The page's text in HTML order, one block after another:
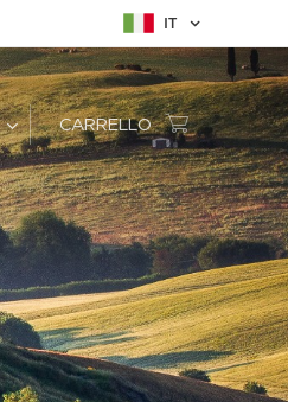
IT
CARRELLO